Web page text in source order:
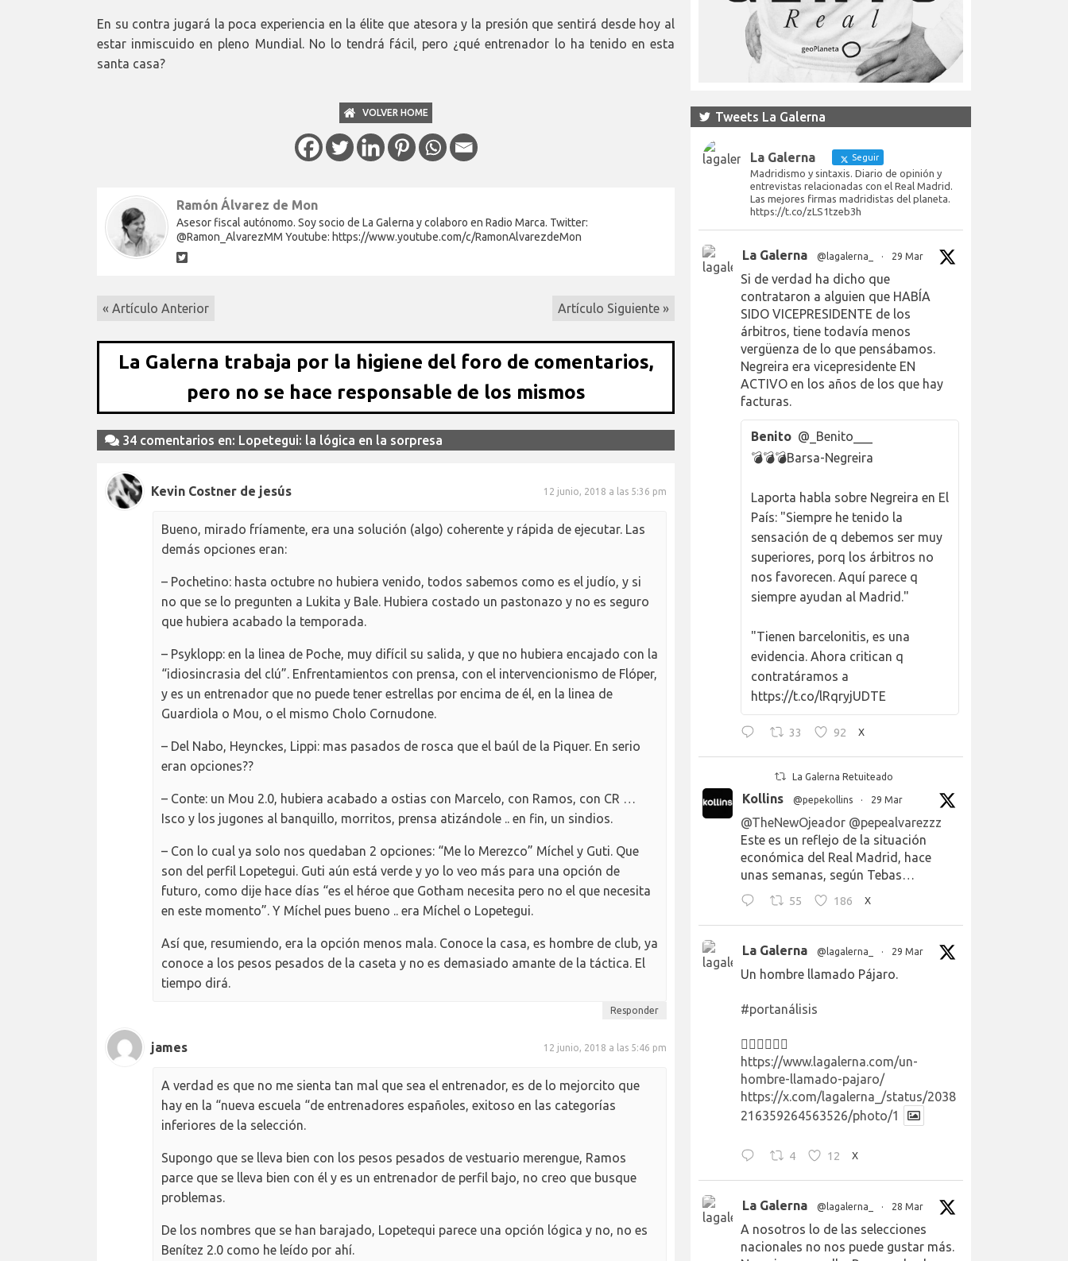
En su contra jugará la poca experiencia en la élite que atesora y la presión que sentirá desde hoy al
estar inmiscuido en pleno Mundial. No lo tendrá fácil, pero ¿qué entrenador lo ha tenido en esta
santa casa?
VOLVER HOME
Ramón Álvarez de Mon
Asesor fiscal autónomo. Soy socio de La Galerna y colaboro en Radio Marca. Twitter:
@Ramon_AlvarezMM Youtube: https://www.youtube.com/c/RamonAlvarezdeMon
« Artículo Anterior Artículo Siguiente »
La Galerna trabaja por la higiene del foro de comentarios,
pero no se hace responsable de los mismos
34 comentarios en: Lopetegui: la lógica en la sorpresa
Kevin Costner de jesús 12 junio, 2018 a las 5:36 pm
Bueno, mirado fríamente, era una solución (algo) coherente y rápida de ejecutar. Las
demás opciones eran:
– Pochetino: hasta octubre no hubiera venido, todos sabemos como es el judío, y si
no que se lo pregunten a Lukita y Bale. Hubiera costado un pastonazo y no es seguro
que hubiera acabado la temporada.
– Psyklopp: en la linea de Poche, muy difícil su salida, y que no hubiera encajado con la
“idiosincrasia del clú”. Enfrentamientos con prensa, con el intervencionismo de Flóper,
y es un entrenador que no puede tener estrellas por encima de él, en la linea de
Guardiola o Mou, o el mismo Cholo Cornudone.
– Del Nabo, Heynckes, Lippi: mas pasados de rosca que el baúl de la Piquer. En serio
eran opciones??
– Conte: un Mou 2.0, hubiera acabado a ostias con Marcelo, con Ramos, con CR …
Isco y los jugones al banquillo, morritos, prensa atizándole .. en fin, un sindios.
– Con lo cual ya solo nos quedaban 2 opciones: “Me lo Merezco” Míchel y Guti. Que
son del perfil Lopetegui. Guti aún está verde y yo lo veo más para una opción de
futuro, como dije hace días “es el héroe que Gotham necesita pero no el que necesita
en este momento”. Y Míchel pues bueno .. era Míchel o Lopetegui.
Así que, resumiendo, era la opción menos mala. Conoce la casa, es hombre de club, ya
conoce a los pesos pesados de la caseta y no es demasiado amante de la táctica. El
tiempo dirá.
Responder
james 12 junio, 2018 a las 5:46 pm
A verdad es que no me sienta tan mal que sea el entrenador, es de lo mejorcito que
hay en la “nueva escuela “de entrenadores españoles, exitoso en las categorías
inferiores de la selección.
Supongo que se lleva bien con los pesos pesados de vestuario merengue, Ramos
parce que se lleva bien con él y es un entrenador de perfil bajo, no creo que busque
problemas.
De los nombres que se han barajado, Lopetequi parece una opción lógica y no, no es
Benítez 2.0 como he leído por ahí.
Tweets La Galerna
La Galerna Seguir
Madridismo y sintaxis. Diario de opinión y
entrevistas relacionadas con el Real Madrid.
Las mejores firmas madridistas del planeta.
https://t.co/zLS1tzeb3h
La Galerna @lagalerna_ · 29 Mar
Si de verdad ha dicho que
contrataron a alguien que HABÍA
SIDO VICEPRESIDENTE de los
árbitros, tiene todavía menos
vergüenza de lo que pensábamos.
Negreira era vicepresidente EN
ACTIVO en los años de los que hay
facturas.
Benito @_Benito___
💣💣💣Barsa-Negreira
Laporta habla sobre Negreira en El
País: "Siempre he tenido la
sensación de q debemos ser muy
superiores, porq los árbitros no
nos favorecen. Aquí parece q
siempre ayudan al Madrid."
"Tienen barcelonitis, es una
evidencia. Ahora critican q
contratáramos a
https://t.co/lRqryjUDTE
33 92 X
La Galerna Retuiteado
Kollins @pepekollins · 29 Mar
@TheNewOjeador @pepealvarezzz
Este es un reflejo de la situación
económica del Real Madrid, hace
unas semanas, según Tebas…
55 186 X
La Galerna @lagalerna_ · 29 Mar
Un hombre llamado Pájaro.
#portanálisis
👉🏻👉🏻👉🏻
https://www.lagalerna.com/un-
hombre-llamado-pajaro/
https://x.com/lagalerna_/status/2038
216359264563526/photo/1
4 12 X
La Galerna @lagalerna_ · 28 Mar
A nosotros lo de las selecciones
nacionales no nos puede gustar más.